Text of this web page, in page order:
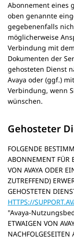
Abonnement eines
oben genannte
gegebenenfalls
möglicherweise
Verbindung mit
Dokumenten der
gehosteten Dienst
Avaya oder (ggf.)
Verbindung, wenn
wünschen.
Gehosteter
FOLGENDE
ABONNEMENT FÜR
VON AVAYA ODER
ZUTREFFEND)
GEHOSTETEN
HTTPS://
Avaya-
ETWAIGEN VON
NACHFOLGESEITEN